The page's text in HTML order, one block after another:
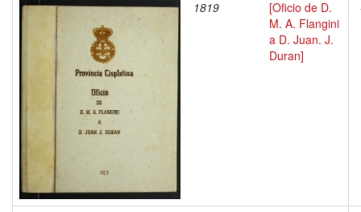
1819
[Oficio de D.
M. A. Flangini
a D. Juan. J.
Duran]